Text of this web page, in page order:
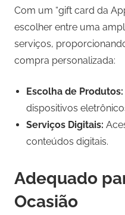
Com um “gift card da
escolher entre uma
serviços,
compra personalizada:
Escolha de Produtos:
dispositivos
Serviços Digitais:
conteúdos digitais.
Adequado
Ocasião